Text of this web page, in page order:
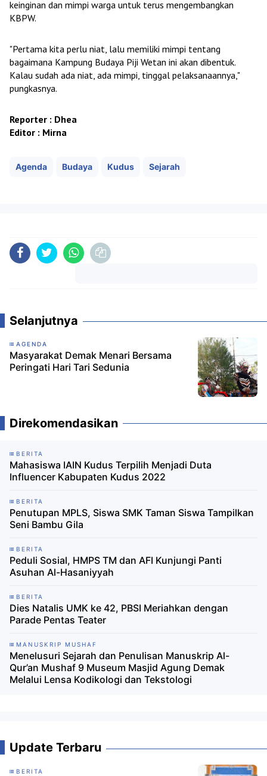
keinginan dan mimpi warga untuk terus mengembangkan
KBPW.
"Pertama kita perlu niat, lalu memiliki mimpi tentang
bagaimana Kampung Budaya Piji Wetan ini akan dibentuk.
Kalau sudah ada niat, ada mimpi, tinggal pelaksanaannya,"
pungkasnya.
Reporter : Dhea
Editor : Mirna
Agenda Budaya Kudus Sejarah
Selanjutnya
AGENDA
Masyarakat Demak Menari Bersama
Peringati Hari Tari Sedunia
Direkomendasikan
BERITA
Mahasiswa IAIN Kudus Terpilih Menjadi Duta
Influencer Kabupaten Kudus 2022
BERITA
Penutupan MPLS, Siswa SMK Taman Siswa Tampilkan
Seni Bambu Gila
BERITA
Peduli Sosial, HMPS TM dan AFI Kunjungi Panti
Asuhan Al-Hasaniyyah
BERITA
Dies Natalis UMK ke 42, PBSI Meriahkan dengan
Parade Pentas Teater
MANUSKRIP MUSHAF
Menelusuri Sejarah dan Penulisan Manuskrip Al-
Qur’an Mushaf 9 Museum Masjid Agung Demak
Melalui Lensa Kodikologi dan Tekstologi
Update Terbaru
BERITA